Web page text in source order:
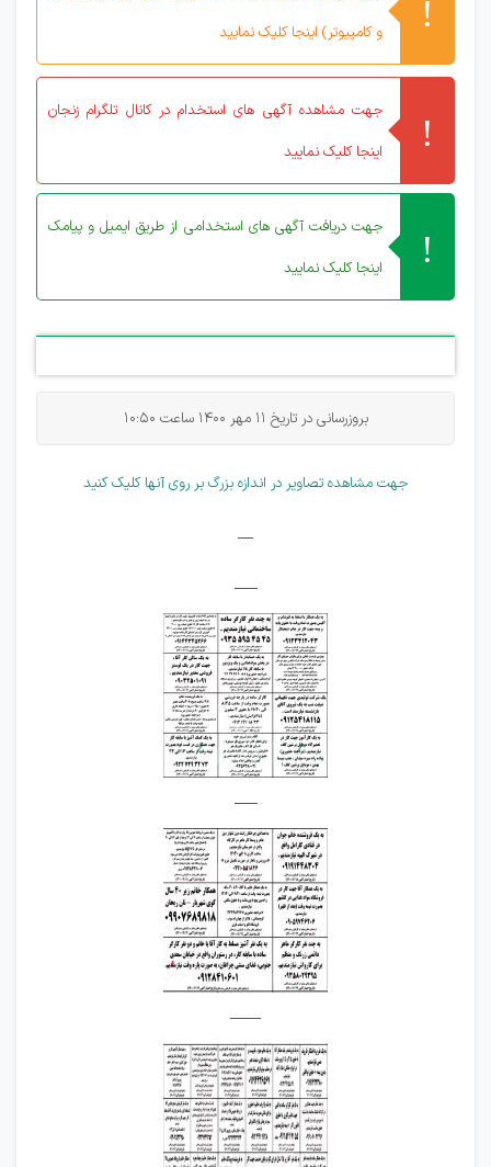
و کامپیوتر) اینجا کلیک نمایید
جهت مشاهده آگهی های استخدام در کانال تلگرام زنجان
اینجا کلیک نمایید
جهت دریافت آگهی های استخدامی از طریق ایمیل و پیامک
اینجا کلیک نمایید
بروزرسانی در تاریخ 11 مهر 1400 ساعت 10:50
جهت مشاهده تصاویر در اندازه بزرگ بر روی آنها کلیک کنید
__
___
___
____